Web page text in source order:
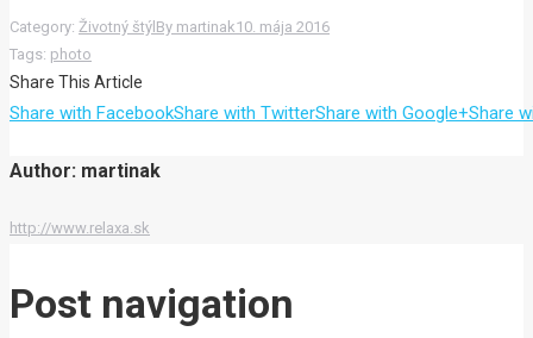
Category: Životný štýl By martinak10. mája 2016
Tags: photo
Share This Article
Share with FacebookShare with TwitterShare with Google+Share
Author: martinak
http://www.relaxa.sk
Post navigation